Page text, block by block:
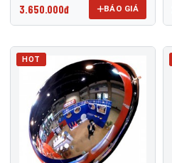
3.650.000đ BÁO GIÁ
HOT